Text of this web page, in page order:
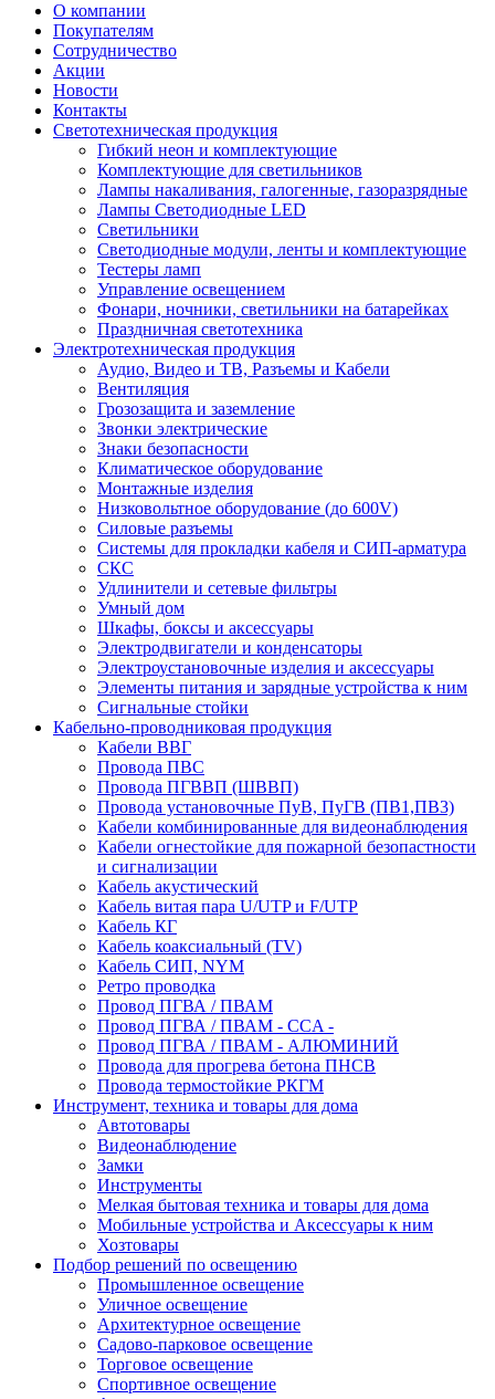
О компании
Покупателям
Сотрудничество
Акции
Новости
Контакты
Светотехническая продукция
Гибкий неон и комплектующие
Комплектующие для светильников
Лампы накаливания, галогенные, газоразрядные
Лампы Светодиодные LED
Светильники
Светодиодные модули, ленты и комплектующие
Тестеры ламп
Управление освещением
Фонари, ночники, светильники на батарейках
Праздничная светотехника
Электротехническая продукция
Аудио, Видео и ТВ, Разъемы и Кабели
Вентиляция
Грозозащита и заземление
Звонки электрические
Знаки безопасности
Климатическое оборудование
Монтажные изделия
Низковольтное оборудование (до 600V)
Силовые разъемы
Системы для прокладки кабеля и СИП-арматура
СКС
Удлинители и сетевые фильтры
Умный дом
Шкафы, боксы и аксессуары
Электродвигатели и конденсаторы
Электроустановочные изделия и аксессуары
Элементы питания и зарядные устройства к ним
Сигнальные стойки
Кабельно-проводниковая продукция
Кабели ВВГ
Провода ПВС
Провода ПГВВП (ШВВП)
Провода установочные ПуВ, ПуГВ (ПВ1,ПВ3)
Кабели комбинированные для видеонаблюдения
Кабели огнестойкие для пожарной безопастности
и сигнализации
Кабель акустический
Кабель витая пара U/UTP и F/UTP
Кабель КГ
Кабель коаксиальный (TV)
Кабель СИП, NYM
Ретро проводка
Провод ПГВА / ПВАМ
Провод ПГВА / ПВАМ - CCA -
Провод ПГВА / ПВАМ - АЛЮМИНИЙ
Провода для прогрева бетона ПНСВ
Провода термостойкие РКГМ
Инструмент, техника и товары для дома
Автотовары
Видеонаблюдение
Замки
Инструменты
Мелкая бытовая техника и товары для дома
Мобильные устройства и Аксессуары к ним
Хозтовары
Подбор решений по освещению
Промышленное освещение
Уличное освещение
Архитектурное освещение
Садово-парковое освещение
Торговое освещение
Спортивное освещение